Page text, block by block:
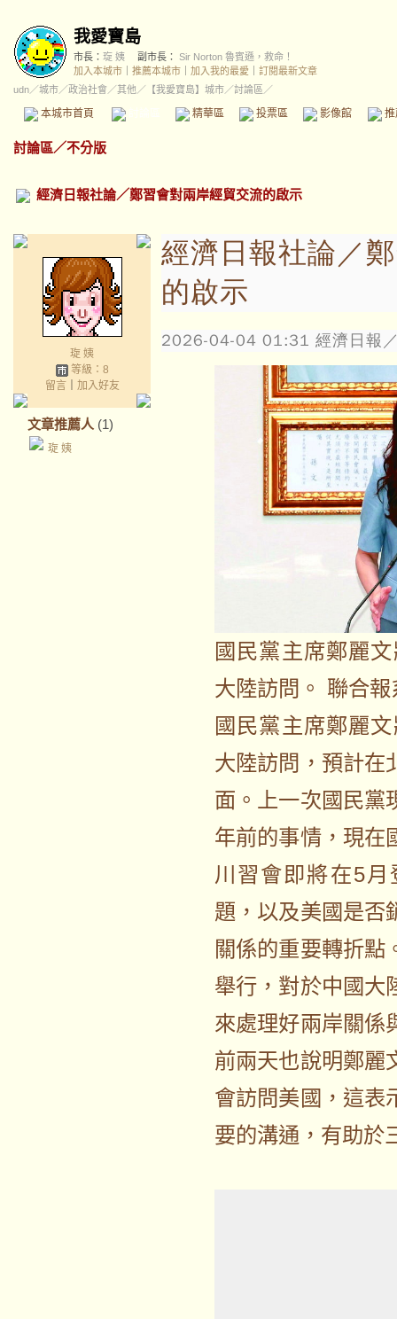
我愛寶島
市長： 琁 姨 副市長： Sir Norton 魯賓遜，救命！
加入本城市
推薦本城市 加入我的最愛
訂閱最新文章
udn／城市／政治社會 ／其他 ／ 【我愛寶島】城市／討論區／
本城市首頁 精華區 投票區 影像館
討論區／不分版
經濟日報社論／鄭習會對兩岸經貿交流的啟示
琁 姨
等級：8
留言｜ 加入好友
文章推薦人 (1)
琁 姨
經濟日報社論／
的啟示
2026-04-04 01:31 經濟日報
國民黨主席鄭麗
大陸訪問。 聯合
國民黨主席鄭麗
大陸訪問，預計在
面。上一次國民黨
年前的事情，現在
川習會即將在5
題，以及美國是否
關係的重要轉折點
舉行，對於中國大
來處理好兩岸關係
前兩天也說明鄭麗
會訪問美國，這表
要的溝通，有助於